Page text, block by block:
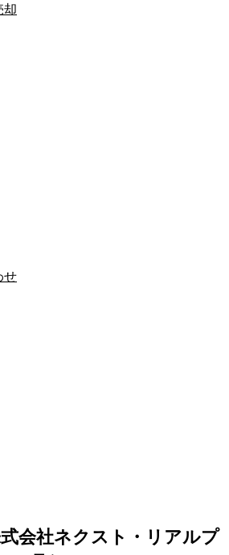
却
せ
会社ネクスト・リアルプ